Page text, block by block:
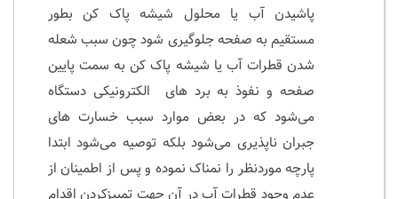
پاشیدن آب یا محلول شیشه پاک کن بطور
مستقیم به صفحه جلوگیری شود چون سبب شعله
شدن قطرات آب یا شیشه پاک کن به سمت پایین
صفحه و نفوذ به برد های الکترونیکی دستگاه
می‌شود که در بعض موارد سبب خسارت های
جبران ناپذیری می‌شود بلکه توصیه می‌شود ابتدا
پارچه موردنظر را نمناک نموده و پس از اطمینان از
عدم وجود قطرات آب در آن جهت تمییزکردن اقدام‌